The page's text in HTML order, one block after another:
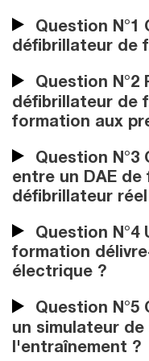
Question
défibrillateur de
Question N°2
défibrillateur de
formation aux
Question
entre un DAE
défibrillateur réel
Question N°4
formation
électrique ?
Question
un simulateur
l'entraînement ?